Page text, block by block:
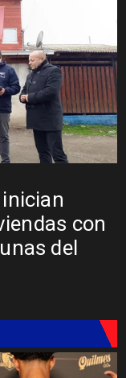
a
de niño
Corto